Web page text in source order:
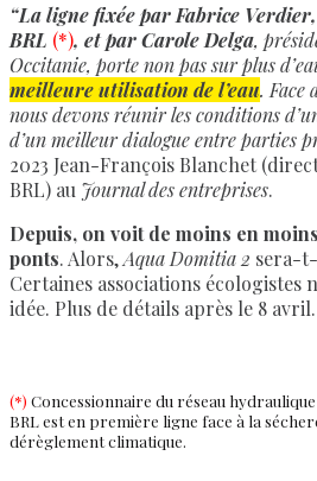
“La ligne fixée par Fabrice
BRL (*), et par Carole Delga,
Occitanie, porte non pas sur plus
meilleure utilisation de l’eau. Face
nous devons réunir les conditions
d’un meilleur dialogue entre parties
2023 Jean-François Blanchet
BRL) au Journal des entreprises.
Depuis, on voit de moins en
ponts. Alors,Aqua Domitia 2 sera-
Certaines associations écologistes
idée. Plus de détails après le 8 avril.
(*) Concessionnaire du réseau
BRL est en première ligne face à la
dérèglement climatique.